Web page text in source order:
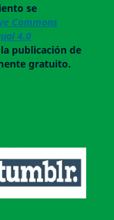
se
Commons
4.0
publicación de
gratuito.